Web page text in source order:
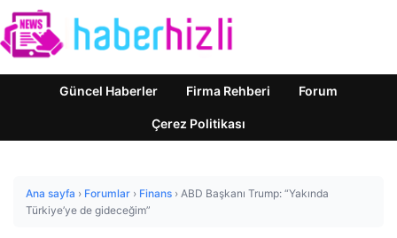
Güncel Haberler Firma Rehberi Forum
Çerez Politikası
Ana sayfa › Forumlar › Finans › ABD Başkanı Trump: “Yakında
Türkiye’ye de gideceğim”